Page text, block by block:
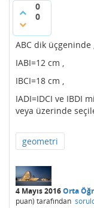
0
0
ABC dik üçgeninde
IABI=12 cm ,
IBCI=18 cm ,
IADI=IDCI ve IBDI
veya üzerinde
geometri
4 Mayıs 2016Orta
puan) tarafından